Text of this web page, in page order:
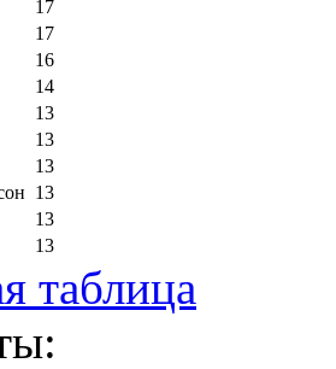
17
17
16
14
13
13
13
13
13
13
таблица